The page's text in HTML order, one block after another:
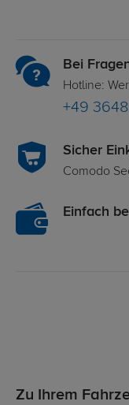
Bei
Hotline:
+49
Sicher
Comodo
Einfach
Zu Ihrem